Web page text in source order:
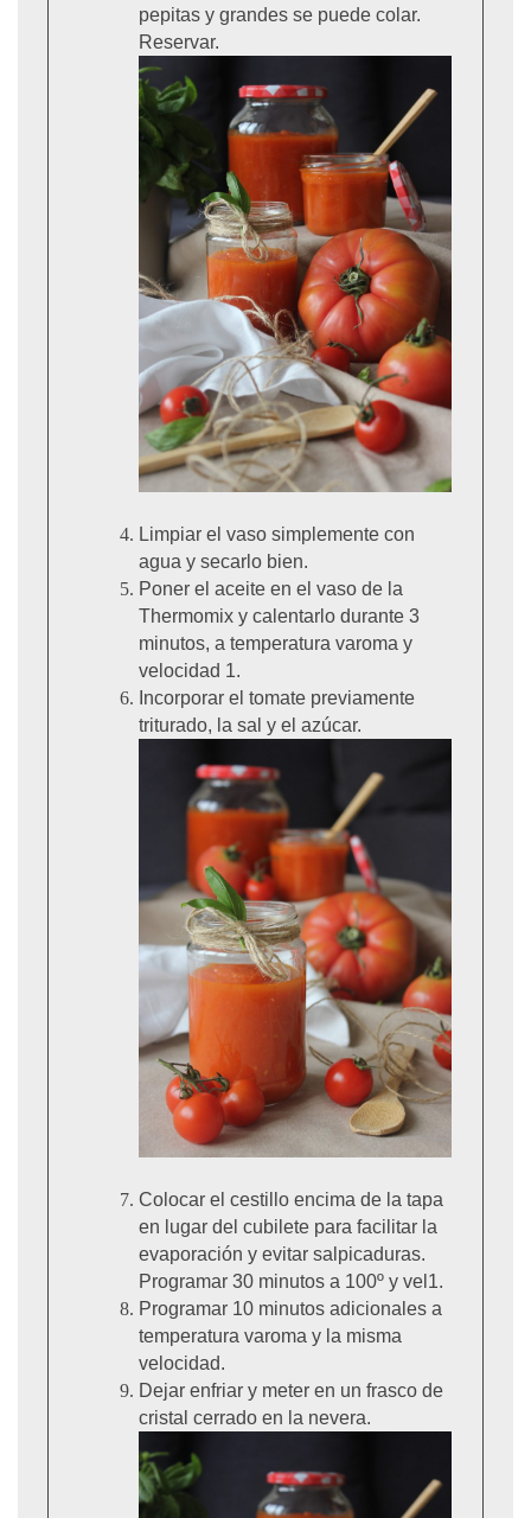
pepitas y grandes se puede colar.
Reservar.
Limpiar el vaso simplemente con
agua y secarlo bien.
Poner el aceite en el vaso de la
Thermomix y calentarlo durante 3
minutos, a temperatura varoma y
velocidad 1.
Incorporar el tomate previamente
triturado, la sal y el azúcar.
Colocar el cestillo encima de la tapa
en lugar del cubilete para facilitar la
evaporación y evitar salpicaduras.
Programar 30 minutos a 100º y vel1.
Programar 10 minutos adicionales a
temperatura varoma y la misma
velocidad.
Dejar enfriar y meter en un frasco de
cristal cerrado en la nevera.